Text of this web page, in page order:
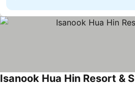
Isanook Hua Hin Resort &